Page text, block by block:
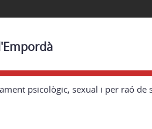
psicològic, sexual i per raó de